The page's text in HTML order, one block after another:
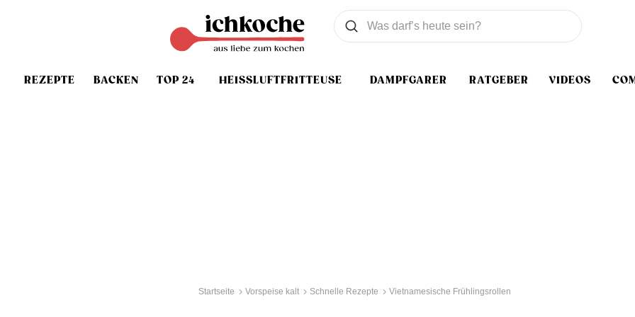
REZEPTE BACKEN TOP 24 HEISSLUFTFRITTEUSE DAMPFGARER RATGEBER VIDEOS
Was wollen Sie suchen
Suchen
Startseite Vorspeise kalt Schnelle Rezepte Vietnamesische Frühlingsrollen